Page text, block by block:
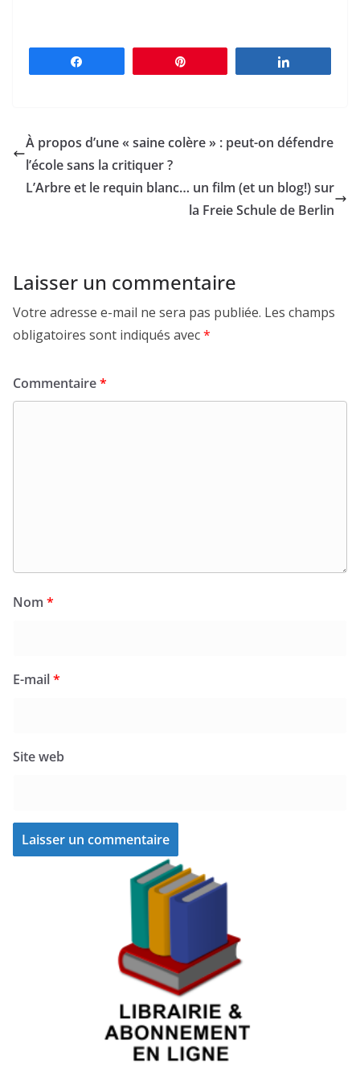
À propos d’une « saine colère » : peut-on défendre
l’école sans la critiquer ?
L’Arbre et le requin blanc… un film (et un blog!) sur
la Freie Schule de Berlin
Laisser un commentaire
Votre adresse e-mail ne sera pas publiée. Les champs
obligatoires sont indiqués avec*
Commentaire*
Nom *
E-mail*
Site web